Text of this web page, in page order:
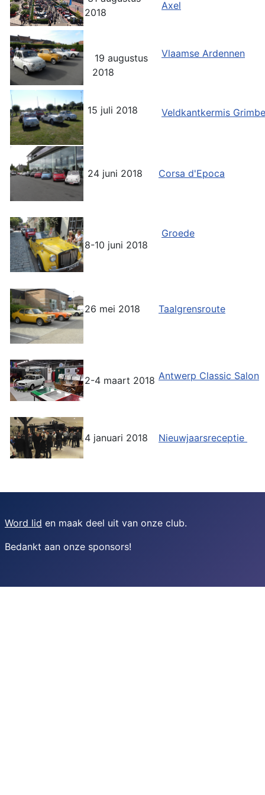
2018
Axel
19 augustus
2018
Vlaamse Ardennen
15 juli 2018 Veldkantkermis
24 juni 2018 Corsa d'Epoca
8-10 juni 2018
Groede
26 mei 2018 Taalgrensroute
2-4 maart 2018 Antwerp Classic Salon
4 januari 2018 Nieuwjaarsreceptie
Word lid en maak deel uit van onze club.
Bedankt aan onze sponsors!